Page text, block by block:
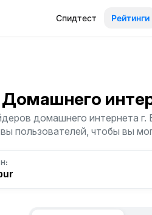
Спидтест Рейтинги
Домашнего
домашнего интернета
пользователей, чтобы вы